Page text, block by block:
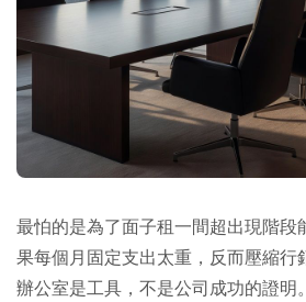
最怕的是為了面子租一間超出現階段
果每個月固定支出太重，反而壓縮行
辦公室是工具，不是公司成功的證明。